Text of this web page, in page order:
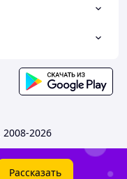
2026
Рассказать